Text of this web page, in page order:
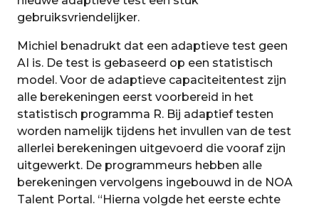
gebruiksvriendelijker.
Michiel benadrukt dat een adaptieve test geen
AI is. De test is gebaseerd op een statistisch
model. Voor de adaptieve capaciteitentest zijn
alle berekeningen eerst voorbereid in het
statistisch programma R. Bij adaptief testen
worden namelijk tijdens het invullen van de test
allerlei berekeningen uitgevoerd die vooraf zijn
uitgewerkt. De programmeurs hebben alle
berekeningen vervolgens ingebouwd in de NOA
Talent Portal. “Hierna volgde het eerste echte